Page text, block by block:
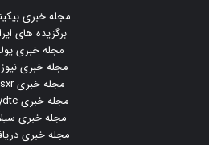
مجله خبری
برگزیده های
مجله خبری
مجله خبری
مجله خبری gsxr
مجله خبری mydtc
مجله خبری
مجله خبری